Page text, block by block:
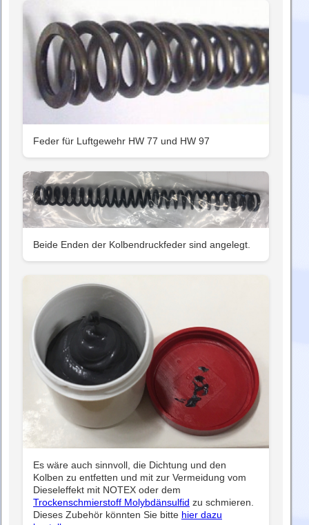
Feder für Luftgewehr HW 77 und HW 97
Beide Enden der Kolbendruckfeder sind angelegt.
Es wäre auch sinnvoll, die Dichtung und den
Kolben zu entfetten und mit zur Vermeidung vom
Dieseleffekt mit NOTEX oder dem
Trockenschmierstoff Molybdänsulfid zu schmieren.
Dieses Zubehör könnten Sie bitte hier dazu